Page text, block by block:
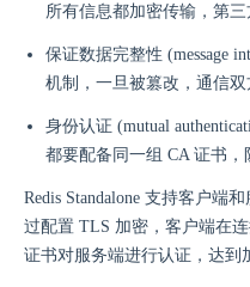
所有信息都加密传输，第三
保证数据完整性 (message
机制，一旦被篡改，通信双
身份认证 (mutual
都要配备同一组 CA 证书，
Redis Standalone 支持客户端
过配置 TLS 加密，客户端在
证书对服务端进行认证，达到